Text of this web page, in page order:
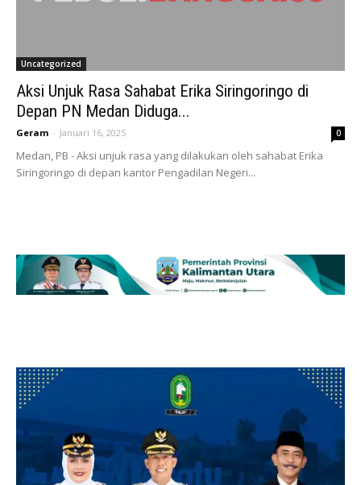
Uncategorized
Aksi Unjuk Rasa Sahabat Erika Siringoringo di
Depan PN Medan Diduga...
Geram - Januari 16, 2025 0
Medan, PB - Aksi unjuk rasa yang dilakukan oleh sahabat Erika
Siringoringo di depan kantor Pengadilan Negeri...